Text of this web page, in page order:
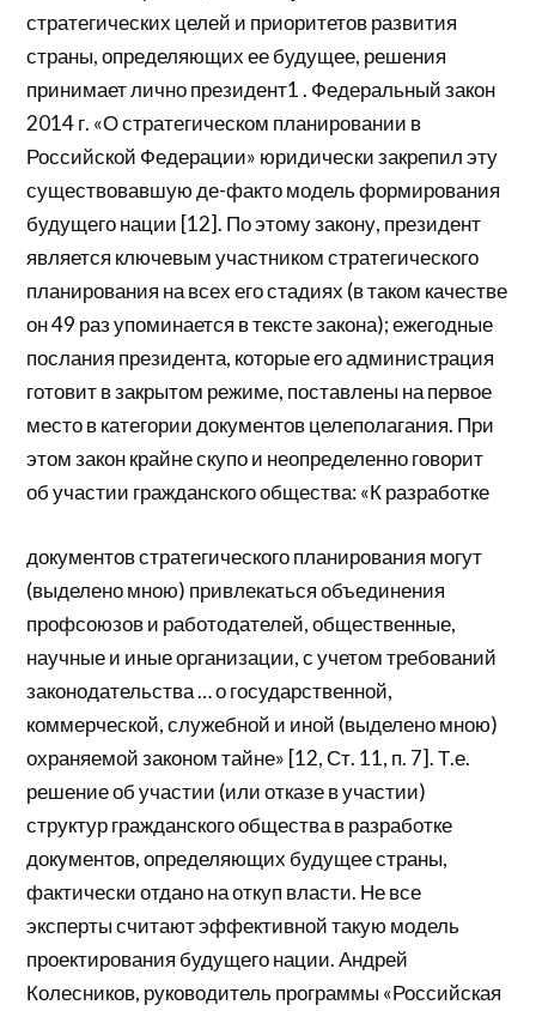
стратегических целей и приоритетов развития
страны, определяющих ее будущее, решения
принимает лично президент1 . Федеральный закон
2014 г. «О стратегическом планировании в
Российской Федерации» юридически закрепил эту
существовавшую де-факто модель формирования
будущего нации [12]. По этому закону, президент
является ключевым участником стратегического
планирования на всех его стадиях (в таком качестве
он 49 раз упоминается в тексте закона); ежегодные
послания президента, которые его администрация
готовит в закрытом режиме, поставлены на первое
место в категории документов целеполагания. При
этом закон крайне скупо и неопределенно говорит
об участии гражданского общества: «К разработке
документов стратегического планирования могут
(выделено мною) привлекаться объединения
профсоюзов и работодателей, общественные,
научные и иные организации, с учетом требований
законодательства … о государственной,
коммерческой, служебной и иной (выделено мною)
охраняемой законом тайне» [12, Ст. 11, п. 7]. Т.е.
решение об участии (или отказе в участии)
структур гражданского общества в разработке
документов, определяющих будущее страны,
фактически отдано на откуп власти. Не все
эксперты считают эффективной такую модель
проектирования будущего нации. Андрей
Колесников, руководитель программы «Российская